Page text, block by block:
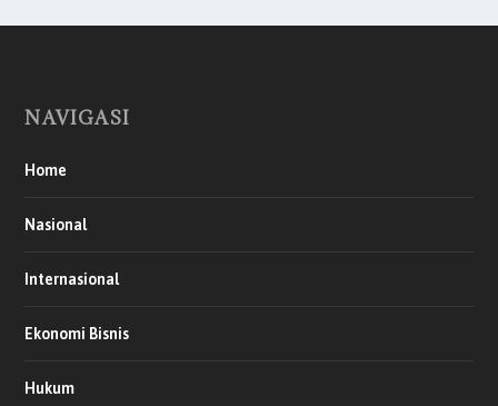
NAVIGASI
Home
Nasional
Internasional
Ekonomi Bisnis
Hukum